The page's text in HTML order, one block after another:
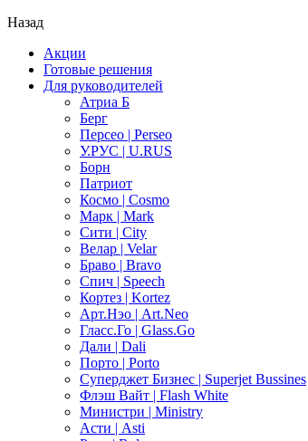
Назад
Акции
Готовые решения
Для руководителей
Атриа Б
Берг
Персео | Perseo
У.РУС | U.RUS
Борн
Патриот
Космо | Cosmo
Марк | Mark
Сити | City
Велар | Velar
Браво | Bravo
Спич | Speech
Кортез | Kortez
Арт.Нэо | Art.Neo
Гласс.Го | Glass.Go
Дали | Dali
Порто | Porto
Суперджет Бизнес | Superjet Bussines
Флэш Вайт | Flash White
Министри | Ministry
Асти | Asti